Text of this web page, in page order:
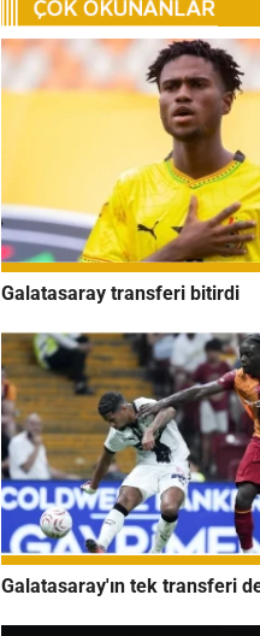
Galatasaray transferi bitirdi
Galatasaray'ın tek transferi